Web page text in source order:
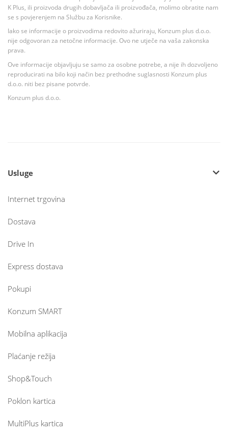
K Plus, ili proizvoda drugih dobavljača ili proizvođača, molimo obratite nam
se s povjerenjem na Službu za Korisnike.
Iako se informacije o proizvodima redovito ažuriraju, Konzum plus d.o.o.
nije odgovoran za netočne informacije. Ovo ne utječe na vaša zakonska
prava.
Ove informacije objavljuju se samo za osobne potrebe, a nije ih dozvoljeno
reproducirati na bilo koji način bez prethodne suglasnosti Konzum plus
d.o.o. niti bez pisane potvrde.
Konzum plus d.o.o.
Usluge
Internet trgovina
Dostava
Drive In
Express dostava
Pokupi
Konzum SMART
Mobilna aplikacija
Plaćanje režija
Shop&Touch
Poklon kartica
MultiPlus kartica